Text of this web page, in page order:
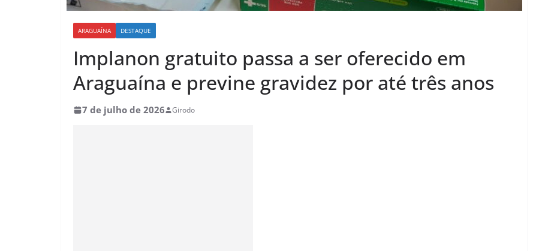
ARAGUAÍNA DESTAQUE
Implanon gratuito passa a ser oferecido em
Araguaína e previne gravidez por até três anos
7 de julho de 2026 Girodo